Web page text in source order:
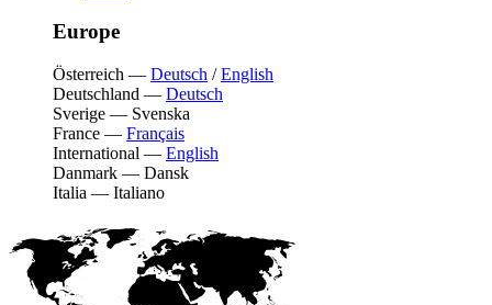
Europe
Österreich — Deutsch /English
Deutschland — Deutsch
Sverige — Svenska
France — Français
International — English
Danmark — Dansk
Italia — Italiano